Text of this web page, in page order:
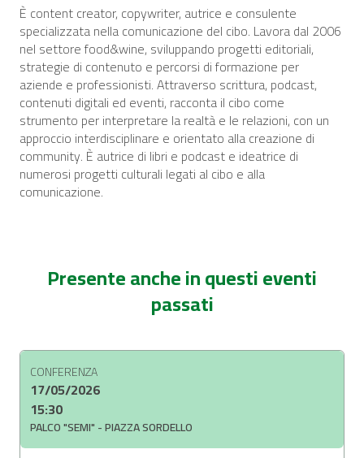
È content creator, copywriter, autrice e consulente
specializzata nella comunicazione del cibo. Lavora dal 2006
nel settore food&wine, sviluppando progetti editoriali,
strategie di contenuto e percorsi di formazione per
aziende e professionisti. Attraverso scrittura, podcast,
contenuti digitali ed eventi, racconta il cibo come
strumento per interpretare la realtà e le relazioni, con un
approccio interdisciplinare e orientato alla creazione di
community. È autrice di libri e podcast e ideatrice di
numerosi progetti culturali legati al cibo e alla
comunicazione.
Presente anche in questi eventi
passati
CONFERENZA
17/05/2026
15:30
PALCO "SEMI" - PIAZZA SORDELLO